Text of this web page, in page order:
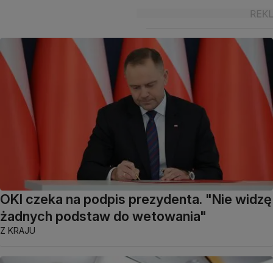
OKI czeka na podpis prezydenta. "Nie widzę
żadnych podstaw do wetowania"
Z KRAJU